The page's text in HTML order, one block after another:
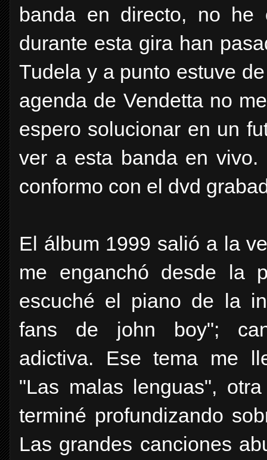
banda en directo, no
durante esta gira han
Tudela y a punto estuve
agenda de Vendetta no
espero solucionar en un
ver a esta banda en vivo.
conformo con el dvd
El álbum 1999 salió a la
me enganchó desde la
escuché el piano de la
fans de john boy";
adictiva. Ese tema me
"Las malas lenguas",
terminé profundizando
Las grandes canciones